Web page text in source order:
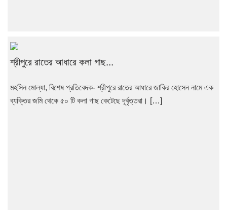
শ্রীপুরে রাতের আধারে কলা গাছ...
মহসিন মোল্যা, বিশেষ প্রতিবেদক- শ্রীপুরে রাতের আধারে জাকির হোসেন নামে এক
ব্যক্তির জমি থেকে ৫০ টি কলা গাছ কেটেছে দূর্বৃত্তরা। […]